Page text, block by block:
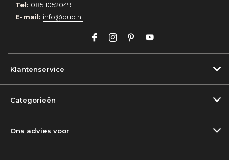
Tel: 085 1052049
E-mail: info@qub.nl
Klantenservice
Categorieën
Ons advies voor